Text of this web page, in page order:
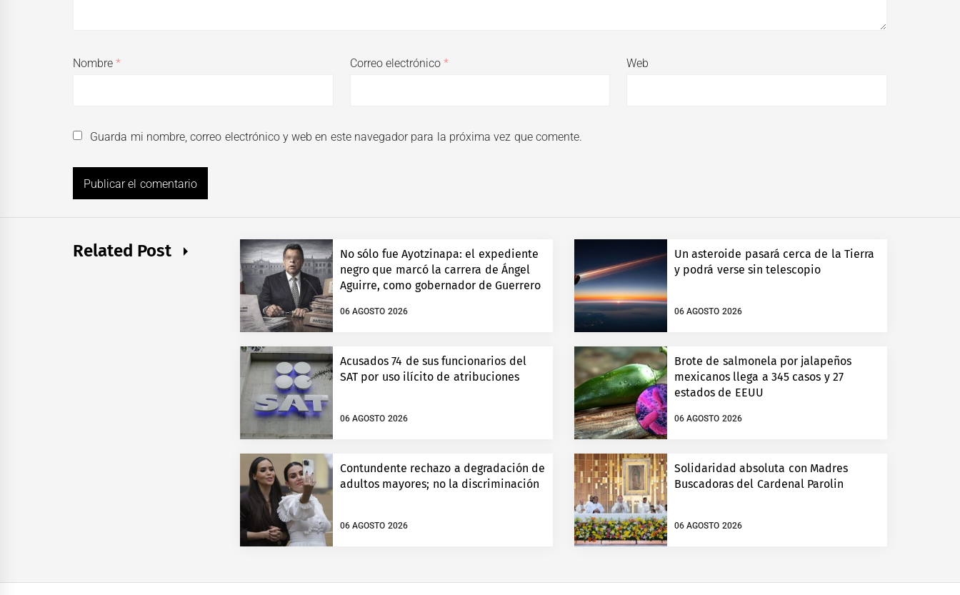
Nombre* Correo electrónico* Web
Guarda mi nombre, correo electrónico y web en este navegador para la próxima vez que comente.
Related Post
No sólo fue Ayotzinapa: el expediente
negro que marcó la carrera de Ángel
Aguirre, como gobernador de Guerrero
06 AGOSTO 2026
Un asteroide pasará cerca de la Tierra
y podrá verse sin telescopio
06 AGOSTO 2026
Acusados 74 de sus funcionarios del
SAT por uso ilícito de atribuciones
06 AGOSTO 2026
Brote de salmonela por jalapeños
mexicanos llega a 345 casos y 27
estados de EEUU
06 AGOSTO 2026
Contundente rechazo a degradación de
adultos mayores; no la discriminación
06 AGOSTO 2026
Solidaridad absoluta con Madres
Buscadoras del Cardenal Parolin
06 AGOSTO 2026